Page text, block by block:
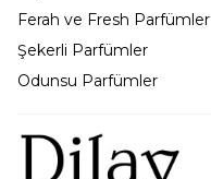
Ferah ve Fresh Parfümler
Şekerli Parfümler
Odunsu Parfümler